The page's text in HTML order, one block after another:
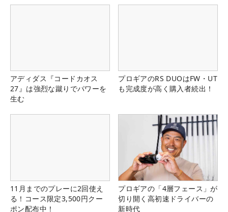
アディダス『コードカオス
27』は強烈な蹴りでパワーを
生む
プロギアのRS DUOはFW・UT
も完成度が高く購入者続出！
11月までのプレーに2回使え
る！コース限定3,500円クー
ポン配布中！
プロギアの「4層フェース」が
切り開く高初速ドライバーの
新時代